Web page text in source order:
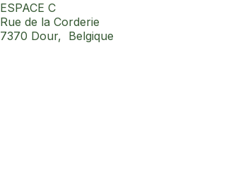
ESPACE C
Rue de la Corderie
7370 Dour, Belgique